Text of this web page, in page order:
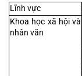
Lĩnh vực
Khoa học xã hội và
nhân văn